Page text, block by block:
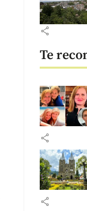
share
Te
share
share